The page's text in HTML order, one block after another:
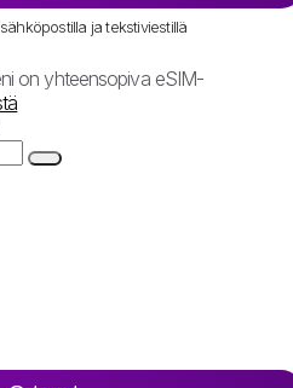
ja tekstiviestillä
on yhteensopiva eSIM-